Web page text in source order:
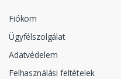
Fiókom
Ügyfélszolgálat
Adatvédelem
Felhasználási feltételek